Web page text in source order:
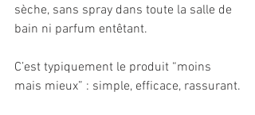
sèche, sans spray dans toute la salle de
bain ni parfum entêtant.
C’est typiquement le produit “moins
mais mieux” : simple, efficace, rassurant.